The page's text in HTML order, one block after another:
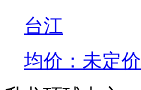
台江
均价：未定价